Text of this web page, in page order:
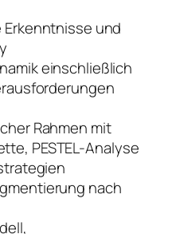
Erkenntnisse und
einschließlich
Rahmen mit
PESTEL-Analyse
nach